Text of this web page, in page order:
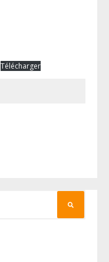
Télécharger